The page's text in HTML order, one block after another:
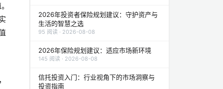
2026年投资者保险规划建议：守护资产与
生活的智慧之选
95 阅读 · 2026-08-08
2026年保险规划建议：适应市场新环境
145 阅读 · 2026-08-08
信托投资入门：行业视角下的市场洞察与
投资指南